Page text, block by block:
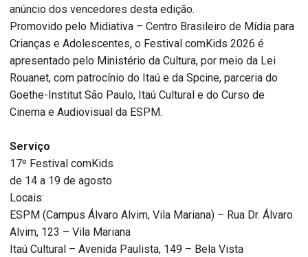
anúncio dos vencedores desta edição.
Promovido pelo Midiativa – Centro Brasileiro de Mídia para
Crianças e Adolescentes, o Festival comKids 2026 é
apresentado pelo Ministério da Cultura, por meio da Lei
Rouanet, com patrocínio do Itaú e da Spcine, parceria do
Goethe-Institut São Paulo, Itaú Cultural e do Curso de
Cinema e Audiovisual da ESPM.
Serviço
17º Festival comKids
de 14 a 19 de agosto
Locais:
ESPM (Campus Álvaro Alvim, Vila Mariana) – Rua Dr. Álvaro
Alvim, 123 – Vila Mariana
Itaú Cultural – Avenida Paulista, 149 – Bela Vista